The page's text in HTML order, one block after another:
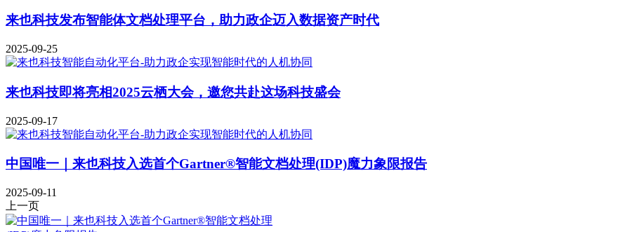
来也科技发布智能体文档处理平台，助力政企迈入数据资产时代
2025-09-25
来也科技即将亮相2025云栖大会，邀您共赴这场科技盛会
2025-09-17
中国唯一｜来也科技入选首个Gartner®智能文档处理(IDP)魔力象限报告
2025-09-11
上一页